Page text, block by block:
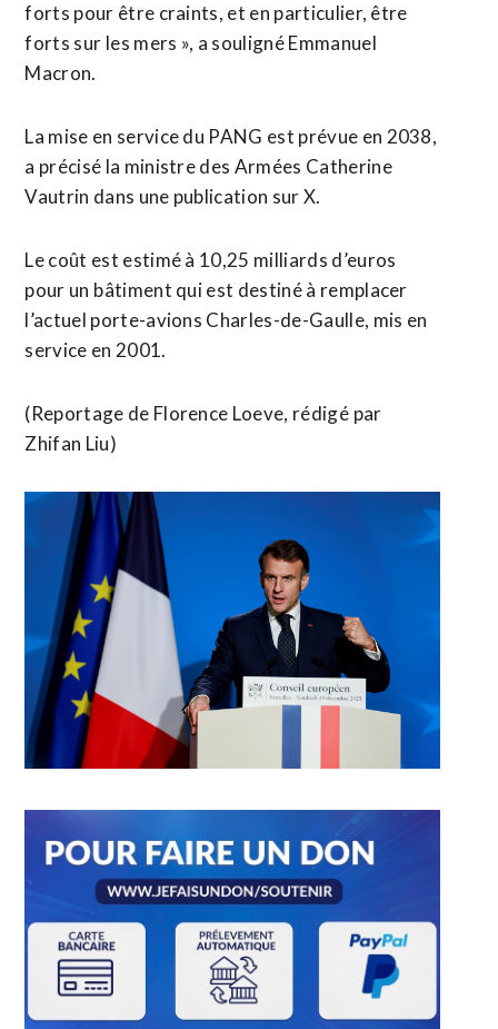
forts pour être craints, et en particulier, être
forts sur ⁠les mers », a souligné Emmanuel
Macron.
La mise en service ​du PANG est prévue en 2038,
a précisé la ministre des Armées Catherine
Vautrin dans une publication sur X.
Le coût est estimé à 10,25 milliards d’euros
pour un ⁠bâtiment qui est destiné à remplacer
l’actuel porte-avions Charles-de-Gaulle, mis en
service ‌en 2001.
(Reportage de Florence Loeve, rédigé ⁠par
Zhifan Liu)